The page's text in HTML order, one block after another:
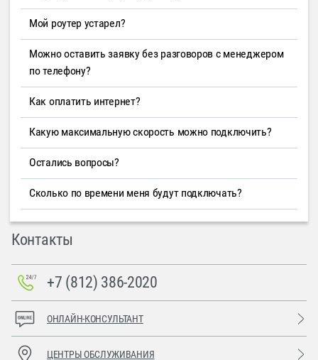
Мой роутер устарел?
Можно оставить заявку без разговоров с менеджером
по телефону?
Как оплатить интернет?
Какую максимальную скорость можно подключить?
Остались вопросы?
Сколько по времени меня будут подключать?
Контакты
+7 (812) 386-2020
ОНЛАЙН-КОНСУЛЬТАНТ
ЦЕНТРЫ ОБСЛУЖИВАНИЯ